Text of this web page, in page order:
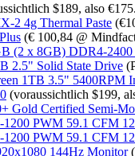
$189, also
2 4g Thermal Paste
(€ 100,84 @
(2 x 8GB) DDR4-
2.5" Solid State Drive
1TB 3.5" 5400RPM
(voraussichtlich $199,
Gold Certified Semi-
PWM 59.1 CFM
PWM 59.1 CFM
144Hz Monitor